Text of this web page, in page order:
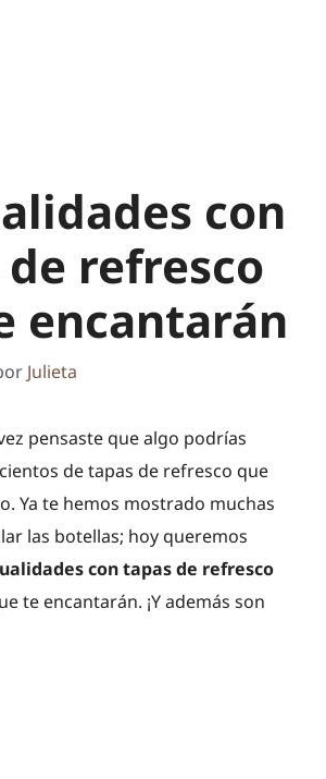
con
refresco
encantarán
Julieta
pensaste que algo podrías
de tapas de refresco que
Ya te hemos mostrado muchas
las botellas; hoy queremos
con tapas de refresco
te encantarán. ¡Y además son